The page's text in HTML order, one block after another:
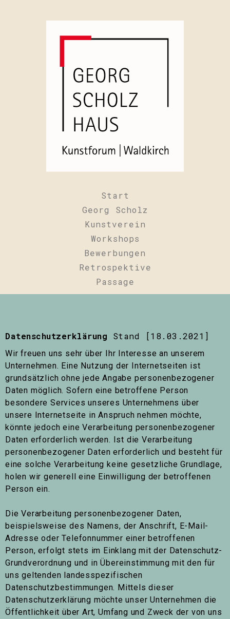
Start
Georg Scholz
Kunstverein
Workshops
Bewerbungen
Retrospektive
Passage
Datenschutzerklärung Stand [18.03.2021]
Wir freuen uns sehr über Ihr Interesse an unserem
Unternehmen. Eine Nutzung der Internetseiten ist
grundsätzlich ohne jede Angabe personenbezogener
Daten möglich. Sofern eine betroffene Person
besondere Services unseres Unternehmens über
unsere Internetseite in Anspruch nehmen möchte,
könnte jedoch eine Verarbeitung personenbezogener
Daten erforderlich werden. Ist die Verarbeitung
personenbezogener Daten erforderlich und besteht für
eine solche Verarbeitung keine gesetzliche Grundlage,
holen wir generell eine Einwilligung der betroffenen
Person ein.
Die Verarbeitung personenbezogener Daten,
beispielsweise des Namens, der Anschrift, E-Mail-
Adresse oder Telefonnummer einer betroffenen
Person, erfolgt stets im Einklang mit der Datenschutz-
Grundverordnung und in Übereinstimmung mit den für
uns geltenden landesspezifischen
Datenschutzbestimmungen. Mittels dieser
Datenschutzerklärung möchte unser Unternehmen die
Öffentlichkeit über Art, Umfang und Zweck der von uns